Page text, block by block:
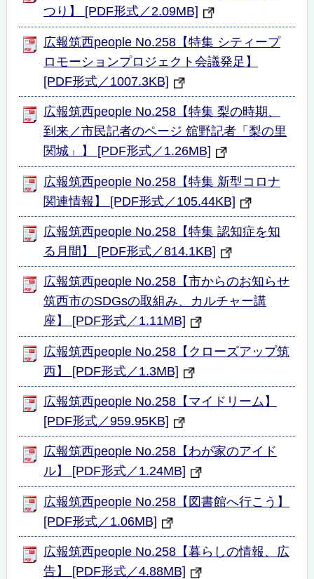
つり】 [PDF形式／2.09MB]
広報筑西people No.258【特集 シティープ
ロモーションプロジェクト会議発足】
[PDF形式／1007.3KB]
広報筑西people No.258【特集 梨の時期、
到来／市民記者のページ 舘野記者「梨の里
関城」】 [PDF形式／1.26MB]
広報筑西people No.258【特集 新型コロナ
関連情報】 [PDF形式／105.44KB]
広報筑西people No.258【特集 認知症を知
る月間】 [PDF形式／814.1KB]
広報筑西people No.258【市からのお知らせ
筑西市のSDGsの取組み、カルチャー講
座】 [PDF形式／1.11MB]
広報筑西people No.258【クローズアップ筑
西】 [PDF形式／1.3MB]
広報筑西people No.258【マイドリーム】
[PDF形式／959.95KB]
広報筑西people No.258【わが家のアイド
ル】 [PDF形式／1.24MB]
広報筑西people No.258【図書館へ行こう】
[PDF形式／1.06MB]
広報筑西people No.258【暮らしの情報、広
告】 [PDF形式／4.88MB]